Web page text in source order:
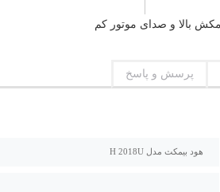
پرسش و پاسخ
هود بیمکث مدل H 2018U